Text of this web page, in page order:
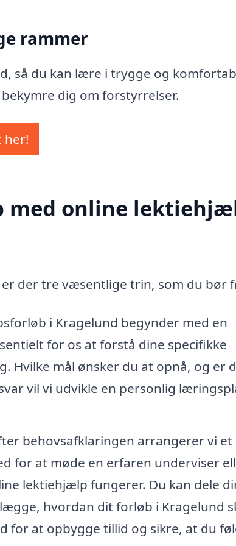
rammer
så du kan lære i trygge og
dig om forstyrrelser.
her!
med online
der tre væsentlige trin, som du bør
i Kragelund begynder med en
for os at forstå dine specifikke
Hvilke mål ønsker du at opnå, og er
vil vi udvikle en personlig
behovsafklaringen arrangerer vi et
for at møde en erfaren underviser
lektiehjælp fungerer. Du kan dele
hvordan dit forløb i Kragelund
for at opbygge tillid og sikre, at du